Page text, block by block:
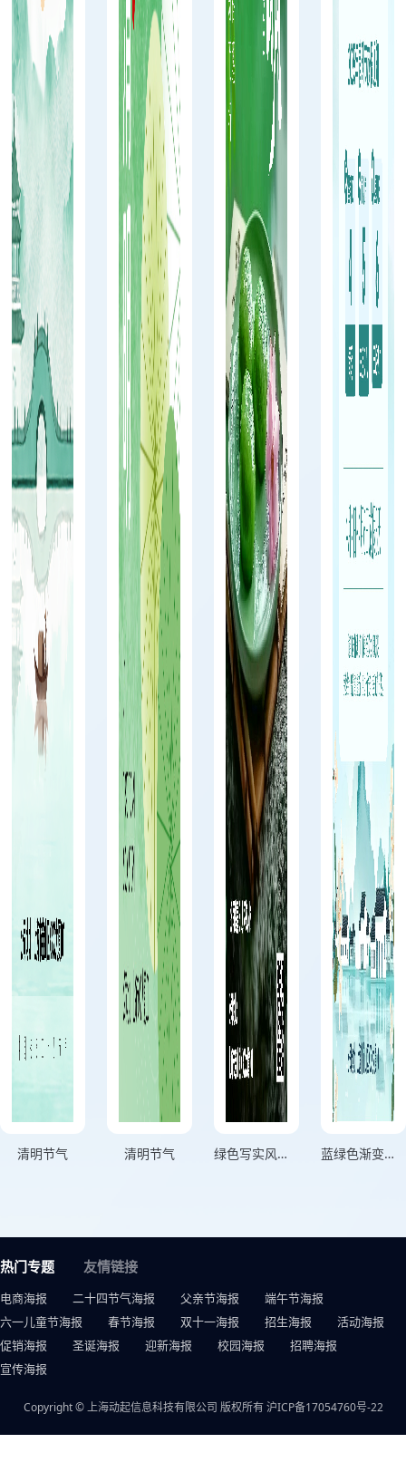
清明节气 清明节气 绿色写实风格万物随春醒美好向新而行竖版清明节海报 蓝绿色渐变插画风格四月春意正盛气清景明万物生竖版清明节海报
热门专题 友情链接
电商海报 二十四节气海报 父亲节海报
端午节海报
六一儿童节海报
春节海报 双十一海报 招生海报
活动海报
促销海报
圣诞海报 迎新海报 校园海报
招聘海报
宣传海报
Copyright © 上海动起信息科技有限公司 版权所有沪ICP备17054760号-22